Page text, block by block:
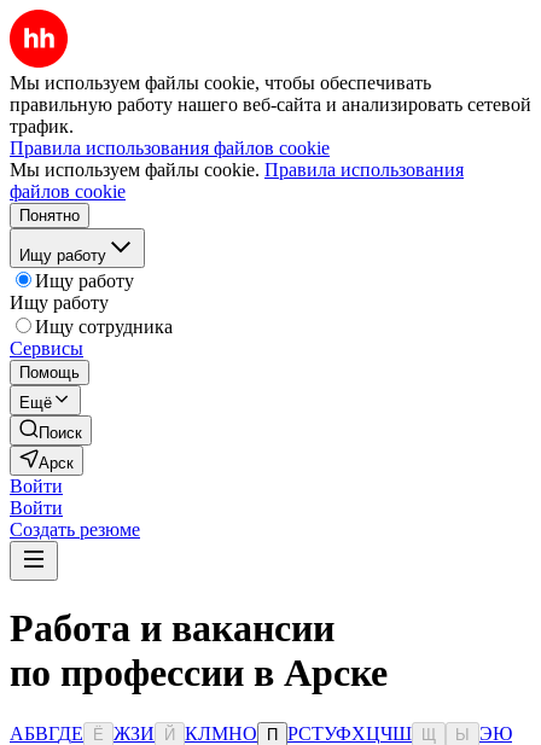
Мы используем файлы cookie, чтобы обеспечивать
правильную работу нашего веб-сайта и анализировать сетевой
трафик.
Правила использования файлов cookie
Мы используем файлы cookie. Правила использования
файлов cookie
Понятно
Ищу работу
Ищу работу
Ищу работу
Ищу сотрудника
Сервисы
Помощь
Ещё
Поиск
Арск
Войти
Войти
Создать резюме
Работа и вакансии
по профессии в Арске
АБВГДЕ Ё ЖЗИ Й КЛМНО П РСТУФХЦЧШ Ы ЭЮ